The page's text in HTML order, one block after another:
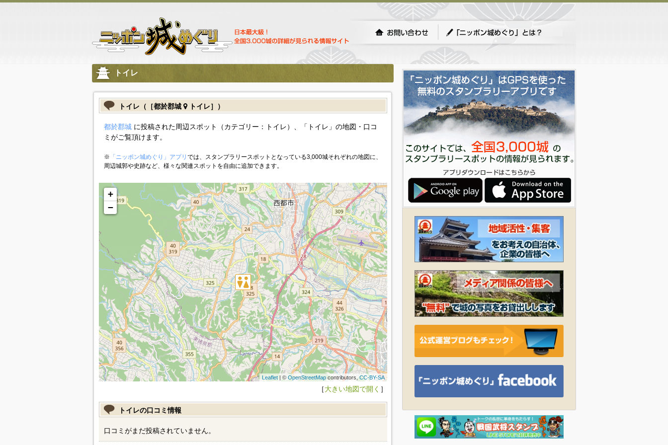
トイレ
トイレ（［都於郡城 トイレ］）
都於郡城に投稿された周辺スポット（カテゴリー：トイレ）、「トイレ」の地図・口コ
ミがご覧頂けます。
※ 「ニッポン城めぐり」アプリ では、スタンプラリースポットとなっている3,000城それぞれの地図に、
周辺城郭や史跡など、様々な関連スポットを自由に追加できます。
+
−
Leaflet| © OpenStreetMapcontributors, CC-BY-SA
［大きい地図で開く ］
トイレの口コミ情報
口コミがまだ投稿されていません。